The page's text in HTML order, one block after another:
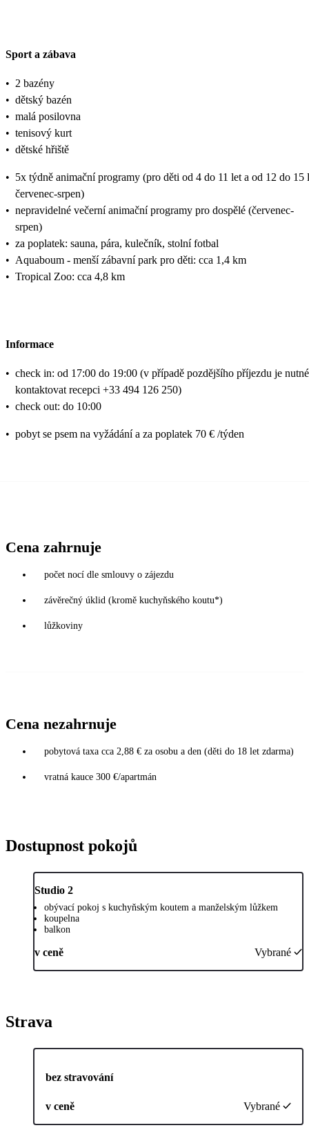
Sport a zábava
• 2 bazény
• dětský bazén
• malá posilovna
• tenisový kurt
• dětské hřiště
• 5x týdně animační programy (pro děti od 4 do 11 let a od 12 do 15
červenec-srpen)
• nepravidelné večerní animační programy pro dospělé (červenec-
srpen)
• za poplatek: sauna, pára, kulečník, stolní fotbal
• Aquaboum - menší zábavní park pro děti: cca 1,4 km
• Tropical Zoo: cca 4,8 km
Informace
• check in: od 17:00 do 19:00 (v případě pozdějšího příjezdu je nutné
kontaktovat recepci +33 494 126 250)
• check out: do 10:00
• pobyt se psem na vyžádání a za poplatek 70 € /týden
Cena zahrnuje
počet nocí dle smlouvy o zájezdu
závěrečný úklid (kromě kuchyňského koutu*)
lůžkoviny
Cena nezahrnuje
pobytová taxa cca 2,88 € za osobu a den (děti do 18 let zdarma)
vratná kauce 300 €/apartmán
Dostupnost pokojů
Studio 2
obývací pokoj s kuchyňským koutem a manželským lůžkem
koupelna
balkon
v ceně Vybrané
Strava
bez stravování
v ceně Vybrané